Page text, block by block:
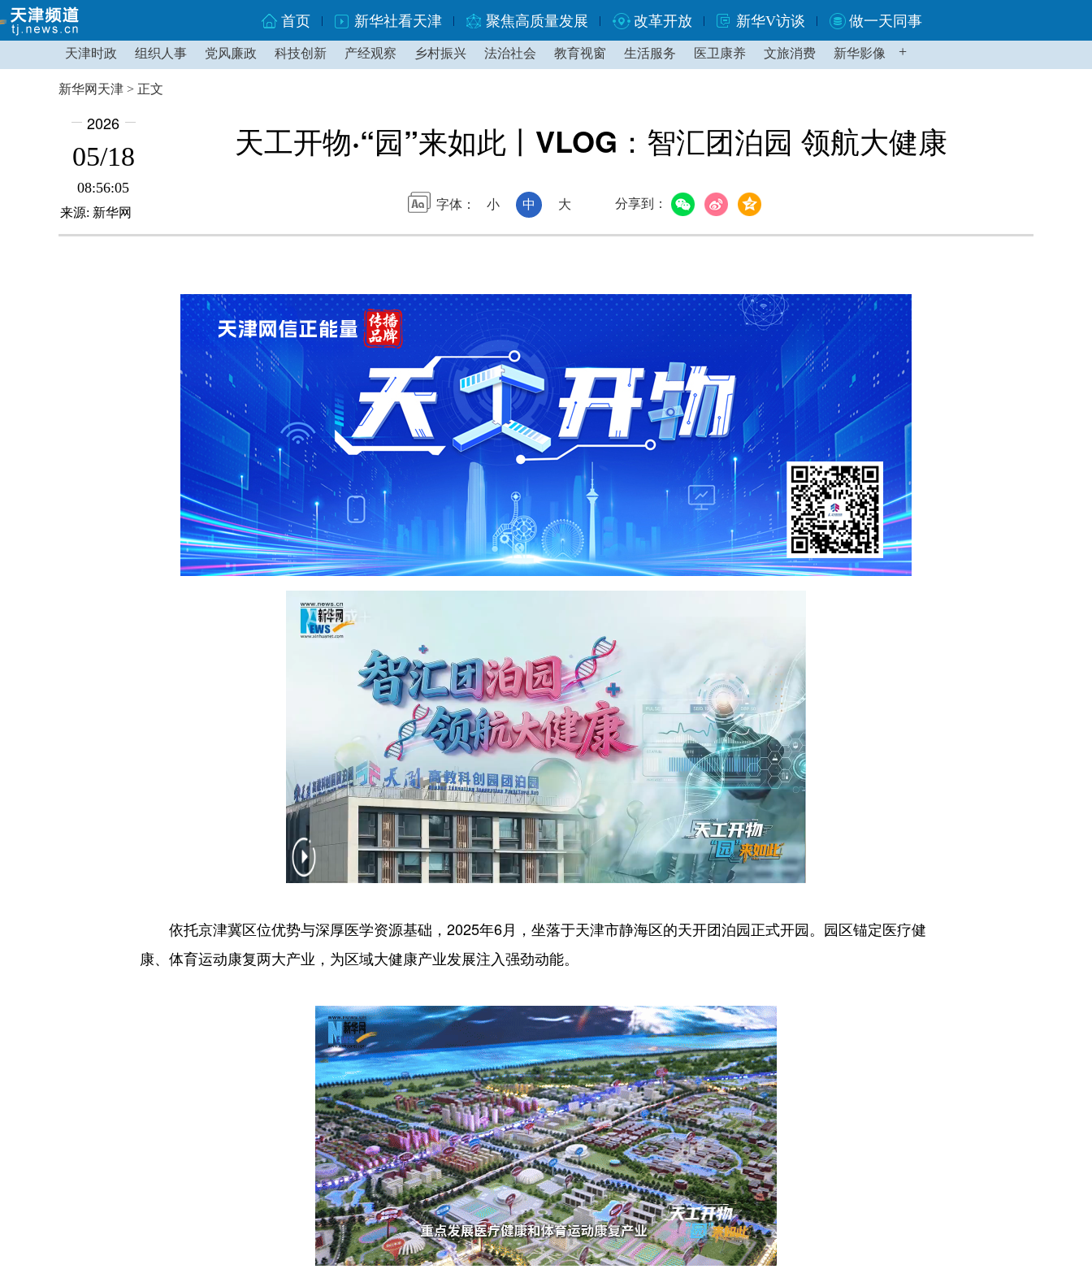
首页 新华社看天津 聚焦高质量发展 改革开放 新华V访谈 做一天同事
天津时政 组织人事 党风廉政 科技创新 产经观察 乡村振兴 法治社会 教育视窗 生活服务 医卫康养 文旅消费 新华影像 +
新华网天津 > 正文
2026
05/18
08:56:05
来源: 新华网
天工开物·“园”来如此丨VLOG：智汇团泊园 领航大健康
字体： 小 中 大 分享到：
依托京津冀区位优势与深厚医学资源基础，2025年6月，坐落于天津市静海区的天开团泊园正式开园。园区锚定医疗健
康、体育运动康复两大产业，为区域大健康产业发展注入强劲动能。